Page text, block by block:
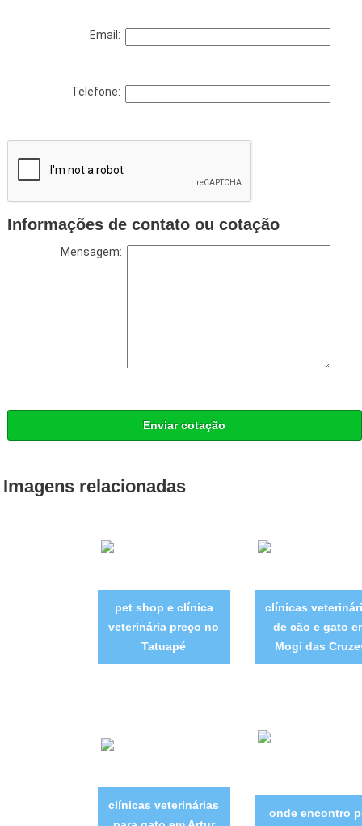
Email:
Telefone:
Informações de contato ou cotação
Mensagem:
Enviar cotação
Imagens relacionadas
pet shop e clínica
veterinária preço no
Tatuapé
clínicas
de cão e gato
Mogi das
clínicas veterinárias
onde encontro